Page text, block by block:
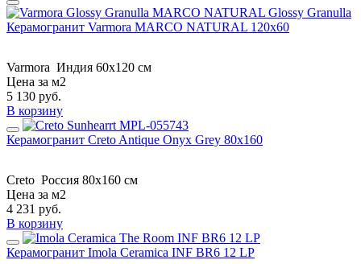
Керамогранит Varmora MARCO NATURAL 120x60
Varmora Индия 60x120 см
Цена за м2
5 130 руб.
В корзину
Керамогранит Creto Antique Onyx Grey 80х160
Creto Россия 80х160 см
Цена за м2
4 231 руб.
В корзину
Керамогранит Imola Ceramica INF BR6 12 LP